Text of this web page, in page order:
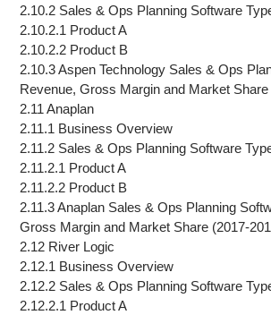
2.10.2 Sales & Ops Planning Software
2.10.2.1 Product A
2.10.2.2 Product B
2.10.3 Aspen Technology Sales & Ops
Revenue, Gross Margin and Market Share
2.11 Anaplan
2.11.1 Business Overview
2.11.2 Sales & Ops Planning Software
2.11.2.1 Product A
2.11.2.2 Product B
2.11.3 Anaplan Sales & Ops Planning
Gross Margin and Market Share (2017-
2.12 River Logic
2.12.1 Business Overview
2.12.2 Sales & Ops Planning Software
2.12.2.1 Product A